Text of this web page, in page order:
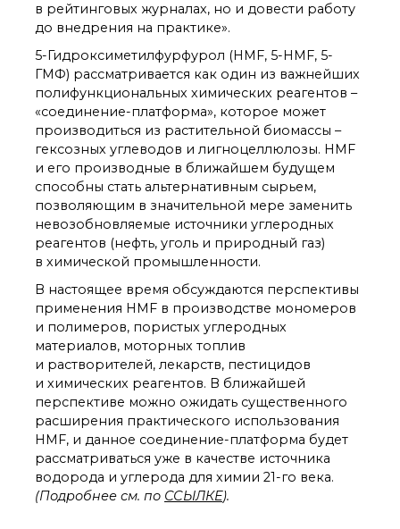
Электронная
микроскопия
Награды сотрудников
ИОХ РАН
Мероприятия
Конференции
Журналы
Национальные
проекты России
Разработки
Крупный научный
проект
по приоритетным
направлениям НТР РФ
Аспирантура
Защита диссертаций
Набор студентов
Рекомендации ВАК
о типовых нарушениях
Новости института
Конференции
Новости
в рейтинговых журналах, но и довести работу
до внедрения на практике».
5-Гидроксиметилфурфурол (HMF, 5-HMF, 5-
ГМФ) рассматривается как один из важнейших
полифункциональных химических реагентов –
«соединение-платформа», которое может
производиться из растительной биомассы –
гексозных углеводов и лигноцеллюлозы. HMF
и его производные в ближайшем будущем
способны стать альтернативным сырьем,
позволяющим в значительной мере заменить
невозобновляемые источники углеродных
реагентов (нефть, уголь и природный газ)
в химической промышленности.
В настоящее время обсуждаются перспективы
применения HMF в производстве мономеров
и полимеров, пористых углеродных
материалов, моторных топлив
и растворителей, лекарств, пестицидов
и химических реагентов. В ближайшей
перспективе можно ожидать существенного
расширения практического использования
HMF, и данное соединение-платформа будет
рассматриваться уже в качестве источника
водорода и углерода для химии 21-го века.
(Подробнее см. по ССЫЛКЕ).